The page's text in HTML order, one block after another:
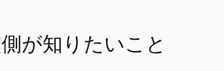
が知りたいこと